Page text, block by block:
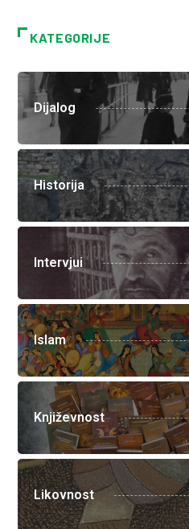
KATEGORIJE
Dijalog
Historija
Intervjui
Islam
Književnost
Likovnost